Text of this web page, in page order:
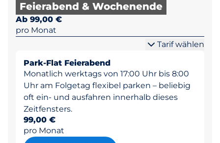
Feierabend & Wochenende
Ab 99,00 €
pro Monat
Tarif wählen
Park-Flat Feierabend
Monatlich werktags von 17:00 Uhr bis 8:00
Uhr am Folgetag flexibel parken – beliebig
oft ein- und ausfahren innerhalb dieses
Zeitfensters.
99,00 €
pro Monat